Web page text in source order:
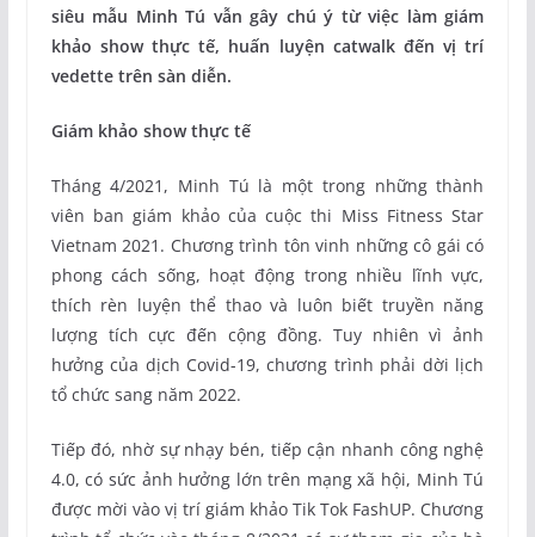
siêu mẫu Minh Tú vẫn gây chú ý từ việc làm giám
khảo show thực tế, huấn luyện catwalk đến vị trí
vedette trên sàn diễn.
Giám khảo show thực tế
Tháng 4/2021, Minh Tú là một trong những thành
viên ban giám khảo của cuộc thi Miss Fitness Star
Vietnam 2021. Chương trình tôn vinh những cô gái có
phong cách sống, hoạt động trong nhiều lĩnh vực,
thích rèn luyện thể thao và luôn biết truyền năng
lượng tích cực đến cộng đồng. Tuy nhiên vì ảnh
hưởng của dịch Covid-19, chương trình phải dời lịch
tổ chức sang năm 2022.
Tiếp đó, nhờ sự nhạy bén, tiếp cận nhanh công nghệ
4.0, có sức ảnh hưởng lớn trên mạng xã hội, Minh Tú
được mời vào vị trí giám khảo Tik Tok FashUP. Chương